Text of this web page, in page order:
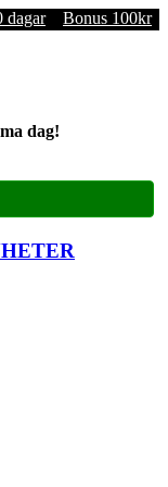
dagar Bonus 100kr
dag!